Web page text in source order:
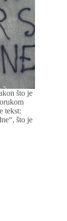
što je
tekst:
što je